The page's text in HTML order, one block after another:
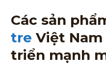
Các sản
tre Việt
triển mạnh